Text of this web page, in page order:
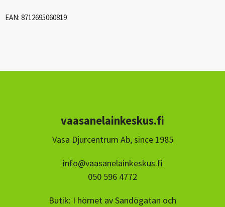
EAN: 8712695060819
vaasanelainkeskus.fi
Vasa Djurcentrum Ab, since 1985
info@vaasanelainkeskus.fi
050 596 4772
Butik: I hörnet av Sandögatan och